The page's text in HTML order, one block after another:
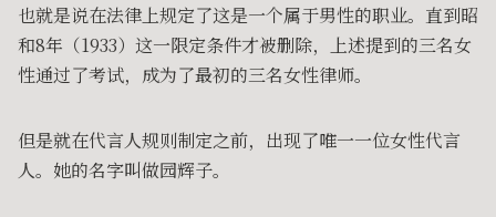
也就是说在法律上规定了这是一个属于男性的职业。直到昭
和8年（1933）这一限定条件才被删除，上述提到的三名女
性通过了考试，成为了最初的三名女性律师。
但是就在代言人规则制定之前，出现了唯一一位女性代言
人。她的名字叫做园辉子。